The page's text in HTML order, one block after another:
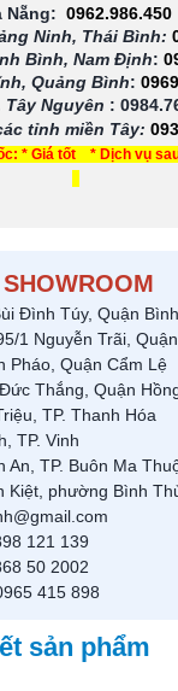
Nẵng: 0962.986.450
Ninh, Thái Bình:
Bình, Nam Định:
Quảng Bình:
Tây Nguyên :
tỉnh miền Tây:
* Giá tốt * Dịch vụ
SHOWROOM
Đình Túy, Quận
1 Nguyễn Trãi,
Pháo, Quận Cẩm Lệ
Thắng, Quận
TP. Thanh Hóa
TP. Vinh
An, TP. Buôn Ma
Kiệt, phường Bình
121 139
50 2002
415 898
sản phẩm